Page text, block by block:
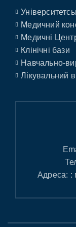
Медичний
Медичні
Клінічні бази
Навчально-
Лікувальний
Адреса: :